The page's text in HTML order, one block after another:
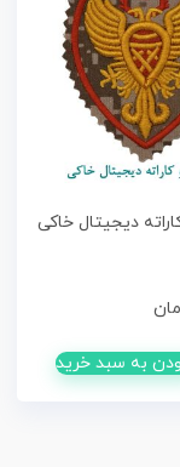
دیجیتال خاکی
به سبد خرید